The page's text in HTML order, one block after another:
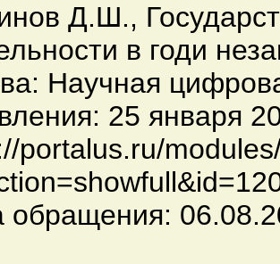
Д.Ш.,
в годи
Научная
25 января
portalus.ru/
обращения: